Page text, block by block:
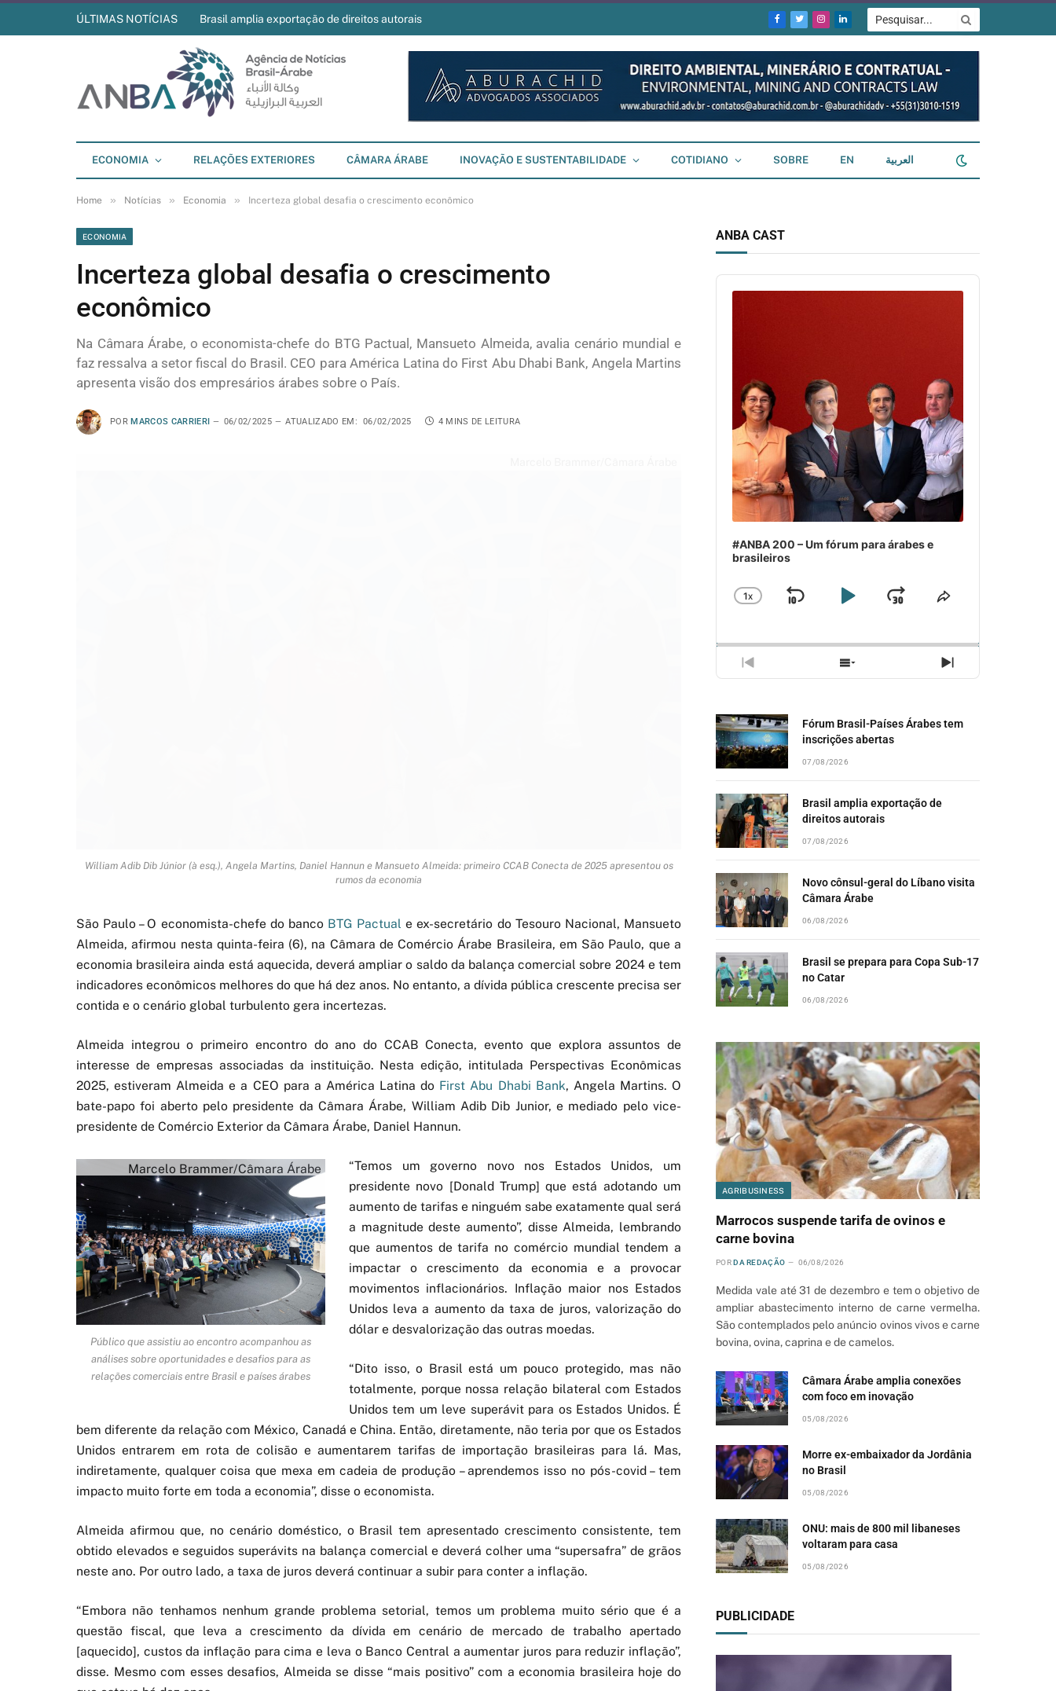
ÚLTIMAS NOTÍCIAS Brasil amplia exportação de direitos autorais
Facebook
TwitterInstagram
LinkedIn
ECONOMIA RELAÇÕES EXTERIORES CÂMARA ÁRABE INOVAÇÃO E SUSTENTABILIDADE COTIDIANO SOBRE EN العربية
Home » Notícias » Economia » Incerteza global desafia o crescimento econômico
ECONOMIA
Incerteza global desafia o crescimento
econômico
Na Câmara Árabe, o economista-chefe do BTG Pactual, Mansueto Almeida, avalia cenário mundial e
faz ressalva a setor fiscal do Brasil. CEO para América Latina do First Abu Dhabi Bank, Angela Martins
apresenta visão dos empresários árabes sobre o País.
POR MARCOS CARRIERI 06/02/2025 ATUALIZADO EM: 06/02/2025 4 MINS DE LEITURA
William Adib Dib Júnior (à esq.), Angela Martins, Daniel Hannun e Mansueto Almeida: primeiro CCAB Conecta de 2025 apresentou os
rumos da economia
São Paulo – O economista-chefe do banco BTG Pactual e ex-secretário do Tesouro Nacional, Mansueto
Almeida, afirmou nesta quinta-feira (6), na Câmara de Comércio Árabe Brasileira, em São Paulo, que a
economia brasileira ainda está aquecida, deverá ampliar o saldo da balança comercial sobre 2024 e tem
indicadores econômicos melhores do que há dez anos. No entanto, a dívida pública crescente precisa ser
contida e o cenário global turbulento gera incertezas.
Almeida integrou o primeiro encontro do ano do CCAB Conecta, evento que explora assuntos de
interesse de empresas associadas da instituição. Nesta edição, intitulada Perspectivas Econômicas
2025, estiveram Almeida e a CEO para a América Latina do First Abu Dhabi Bank, Angela Martins. O
bate-papo foi aberto pelo presidente da Câmara Árabe, William Adib Dib Junior, e mediado pelo vice-
presidente de Comércio Exterior da Câmara Árabe, Daniel Hannun.
Marcelo Brammer/Câmara Árabe
Público que assistiu ao encontro acompanhou as
análises sobre oportunidades e desafios para as
relações comerciais entre Brasil e países árabes
“Temos um governo novo nos Estados Unidos, um
presidente novo [Donald Trump] que está adotando um
aumento de tarifas e ninguém sabe exatamente qual será
a magnitude deste aumento”, disse Almeida, lembrando
que aumentos de tarifa no comércio mundial tendem a
impactar o crescimento da economia e a provocar
movimentos inflacionários. Inflação maior nos Estados
Unidos leva a aumento da taxa de juros, valorização do
dólar e desvalorização das outras moedas.
“Dito isso, o Brasil está um pouco protegido, mas não
totalmente, porque nossa relação bilateral com Estados
Unidos tem um leve superávit para os Estados Unidos. É
bem diferente da relação com México, Canadá e China. Então, diretamente, não teria por que os Estados
Unidos entrarem em rota de colisão e aumentarem tarifas de importação brasileiras para lá. Mas,
indiretamente, qualquer coisa que mexa em cadeia de produção – aprendemos isso no pós-covid – tem
impacto muito forte em toda a economia”, disse o economista.
Almeida afirmou que, no cenário doméstico, o Brasil tem apresentado crescimento consistente, tem
obtido elevados e seguidos superávits na balança comercial e deverá colher uma “supersafra” de grãos
neste ano. Por outro lado, a taxa de juros deverá continuar a subir para conter a inflação.
“Embora não tenhamos nenhum grande problema setorial, temos um problema muito sério que é a
questão fiscal, que leva a crescimento da dívida em cenário de mercado de trabalho apertado
[aquecido], custos da inflação para cima e leva o Banco Central a aumentar juros para reduzir inflação”,
disse. Mesmo com esses desafios, Almeida se disse “mais positivo” com a economia brasileira hoje do
ANBA CAST
Audio
Player
#ANBA 200 – Um fórum para árabes e
brasileiros
CHANGE
1X
SKIPPLAYJUMP
PREVIOUS
EPISODE
SHOW
EPISODES
NEXT
EPISODE
Fórum Brasil-Países Árabes tem
inscrições abertas
07/08/2026
Brasil amplia exportação de
direitos autorais
07/08/2026
Novo cônsul-geral do Líbano visita
Câmara Árabe
06/08/2026
Brasil se prepara para Copa Sub-17
no Catar
06/08/2026
AGRIBUSINESS
Marrocos suspende tarifa de ovinos e
carne bovina
POR DA REDAÇÃO 06/08/2026
Medida vale até 31 de dezembro e tem o objetivo de
ampliar abastecimento interno de carne vermelha.
São contemplados pelo anúncio ovinos vivos e carne
bovina, ovina, caprina e de camelos.
Câmara Árabe amplia conexões
com foco em inovação
05/08/2026
Morre ex-embaixador da Jordânia
no Brasil
05/08/2026
ONU: mais de 800 mil libaneses
voltaram para casa
05/08/2026
PUBLICIDADE